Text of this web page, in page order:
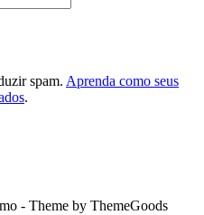
spam. Aprenda como seus
.
- Theme by ThemeGoods